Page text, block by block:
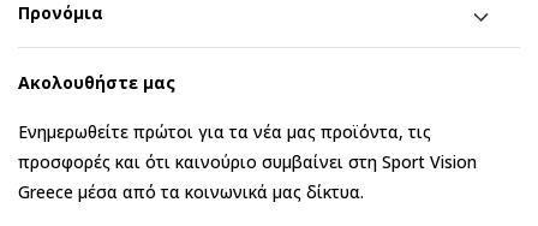
Προνόμια
Ακολουθήστε μας
Ενημερωθείτε πρώτοι για τα νέα μας προϊόντα, τις
προσφορές και ότι καινούριο συμβαίνει στη Sport Vision
Greece μέσα από τα κοινωνικά μας δίκτυα.